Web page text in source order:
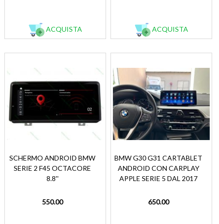
ACQUISTA ACQUISTA
SCHERMO ANDROID BMW
SERIE 2 F45 OCTACORE
8.8''
550.00
BMW G30 G31 CARTABLET
ANDROID CON CARPLAY
APPLE SERIE 5 DAL 2017
650.00